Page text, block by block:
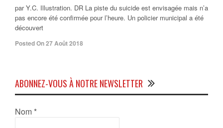
par Y.C. Illustration. DR La piste du suicide est envisagée mais n’a
pas encore été confirmée pour l’heure. Un policier municipal a été
découvert
Posted On 27 Août 2018
ABONNEZ-VOUS À NOTRE NEWSLETTER
Nom *